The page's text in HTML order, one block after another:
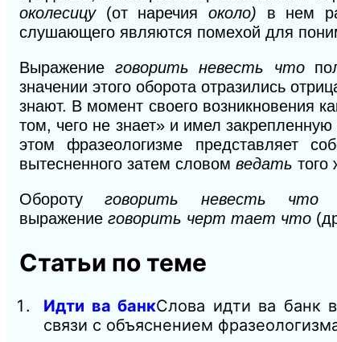
околесицу (от наречияоколо) в нем
слушающего являются помехой для
Выражение говорить невесть что
значении этого оборота отразились
знают. В момент своего возникновения
том, чего не знает» и имел
этом фразеологизме представляет
вытесненного затем словом ведать того
Оборотуговорить невесть что
выражение говорить черт тает что
Статьи по теме
Идти ва банкСлова идти ва банк
связи с объяснением